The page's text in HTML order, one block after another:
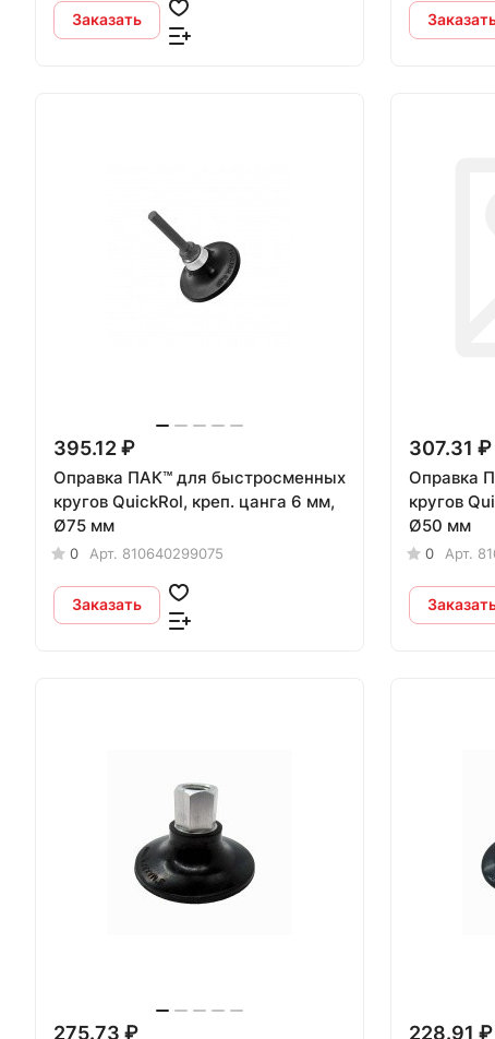
Заказать
395.12 ₽
Оправка ПАК™ для быстросменных
кругов QuickRol, креп. цанга 6 мм,
Ø75 мм
0 Арт. 810640299075
Заказать
307.31 ₽
Оправка
кругов
Ø50 мм
0 Арт.
275.73 ₽ 228.91 ₽